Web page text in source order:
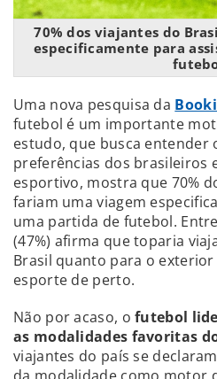
70% dos viajantes do
especificamente para
Uma nova pesquisa da
futebol é um importante
estudo, que busca entender
preferências dos brasileiros
esportivo, mostra que 70%
fariam uma viagem
uma partida de futebol.
(47%) afirma que toparia
Brasil quanto para o
esporte de perto.
Não por acaso, ofutebol
as modalidades favoritas
viajantes do país se
da modalidade como motor